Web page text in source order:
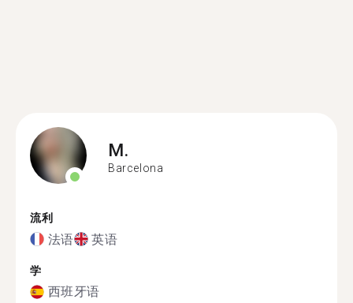
M.
Barcelona
流利
法语 英语
学
西班牙语